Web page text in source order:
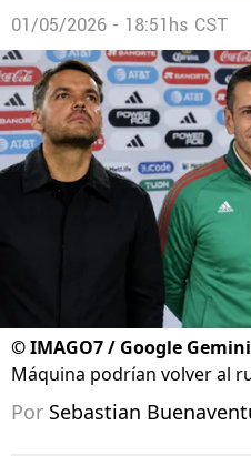
01/05/2026 - 18:51hs CST
©IMAGO7 / Google Gemini
Máquina podrían volver al
Por Sebastian